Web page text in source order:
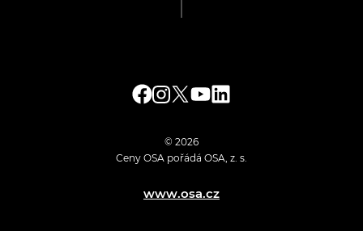
© 2026
Ceny OSA pořádá OSA, z. s.
www.osa.cz